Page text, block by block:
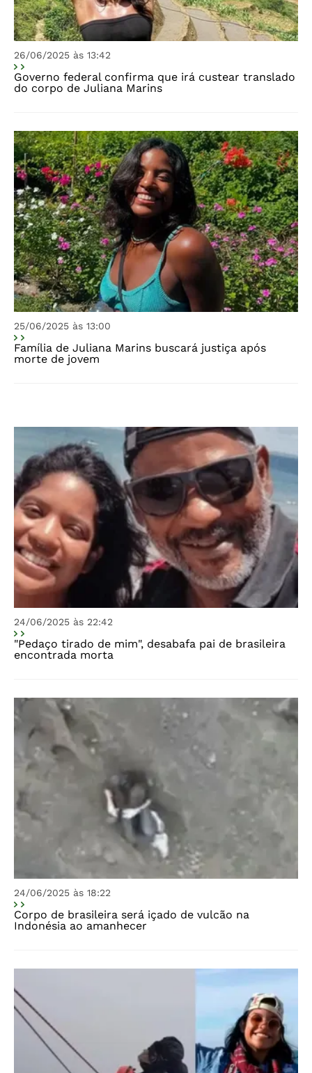
26/06/2025 às 13:42
Governo federal confirma que irá custear translado
do corpo de Juliana Marins
25/06/2025 às 13:00
Família de Juliana Marins buscará justiça após
morte de jovem
24/06/2025 às 22:42
"Pedaço tirado de mim", desabafa pai de brasileira
encontrada morta
24/06/2025 às 18:22
Corpo de brasileira será içado de vulcão na
Indonésia ao amanhecer